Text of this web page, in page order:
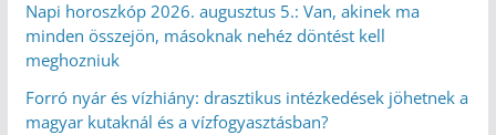
Napi horoszkóp 2026. augusztus 5.: Van, akinek ma
minden összejön, másoknak nehéz döntést kell
meghozniuk
Forró nyár és vízhiány: drasztikus intézkedések jöhetnek a
magyar kutaknál és a vízfogyasztásban?